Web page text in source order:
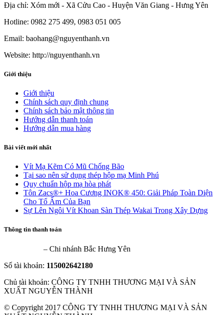
Địa chỉ: Xóm mới - Xã Cửu Cao - Huyện Văn Giang - Hưng Yên
Hotline: 0982 275 499, 0983 051 005
Email: baohang@nguyenthanh.vn
Website: http://nguyenthanh.vn
Giới thiệu
Giới thiệu
Chính sách quy định chung
Chính sách bảo mật thông tin
Hướng dẫn thanh toán
Hướng dẫn mua hàng
Bài viết mới nhất
Vít Mạ Kẽm Có Mũ Chống Bão
Tại sao nên sử dụng thép hộp mạ Minh Phú
Quy chuẩn hộp mạ hòa phát
Tôn Zacs®+ Hoa Cương INOK® 450: Giải Pháp Toàn Diện
Cho Tổ Ấm Của Bạn
Sự Lên Ngôi Vít Khoan Sàn Thép Wakai Trong Xây Dựng
Thông tin thanh toán
– Chi nhánh Bắc Hưng Yên
Số tài khoản: 115002642180
Chủ tài khoản: CÔNG TY TNHH THƯƠNG MẠI VÀ SẢN
XUẤT NGUYỄN THÀNH
© Copyright 2017 CÔNG TY TNHH THƯƠNG MẠI VÀ SẢN